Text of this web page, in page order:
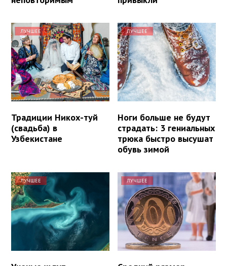
ЛУЧШЕЕ
Традиции Никох-туй
(свадьба) в
Узбекистане
ЛУЧШЕЕ
Ноги больше не будут
страдать: 3 гениальных
трюка быстро высушат
обувь зимой
ЛУЧШЕЕ ЛУЧШЕЕ